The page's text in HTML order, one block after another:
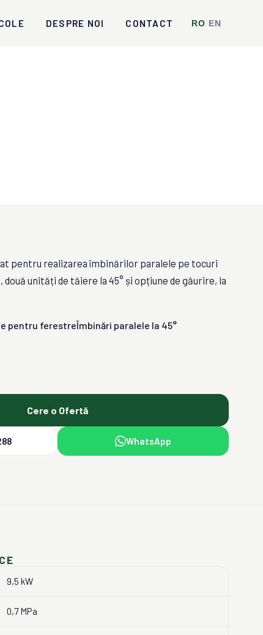
DESPRE NOI CONTACT RO EN
pentru realizarea îmbinărilor paralele pe tocuri
unități de tăiere la 45° și opțiune de găurire, la
pentru ferestreÎmbinări paralele la 45°
Cere o Ofertă
WhatsApp
9,5 kW
0,7 MPa